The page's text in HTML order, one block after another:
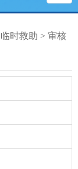
临时救助 > 审核